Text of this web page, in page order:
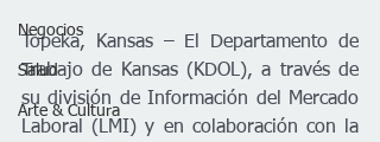
Negocios
Salud
Arte & Cultura
Topeka, Kansas – El Departamento de
Trabajo de Kansas (KDOL), a través de
su división de Información del Mercado
Laboral (LMI) y en colaboración con la